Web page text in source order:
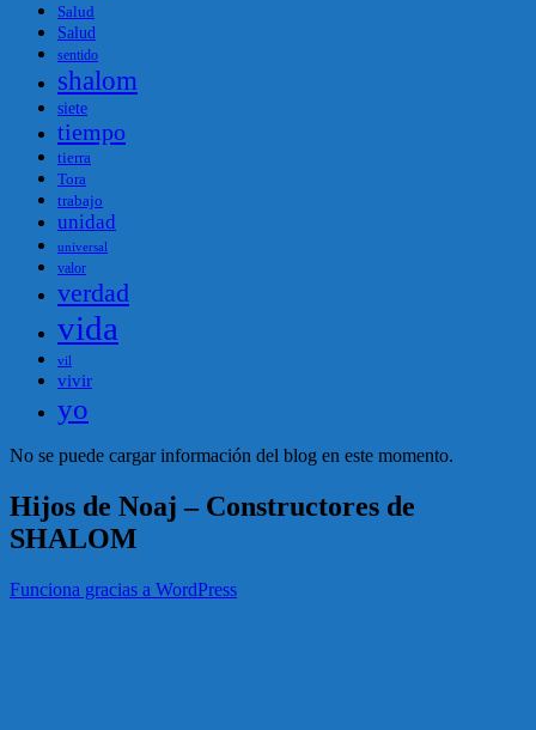
Salud
Salud
sentido
shalom
siete
tiempo
tierra
Tora
trabajo
unidad
universal
valor
verdad
vida
vil
vivir
yo
No se puede cargar información del blog en este momento.
Hijos de Noaj – Constructores de
SHALOM
Funciona gracias a WordPress